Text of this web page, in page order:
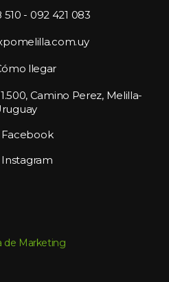
510 - 092 421 083
llegar
Camino Perez, Melilla-
Facebook
Instagram
de Marketing